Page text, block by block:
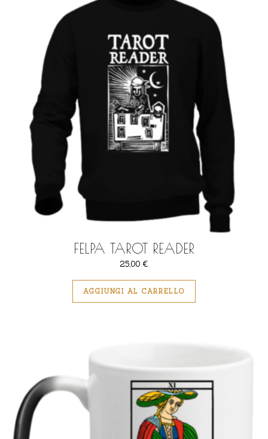
FELPA TAROT READER
25,00 €
AGGIUNGI AL CARRELLO